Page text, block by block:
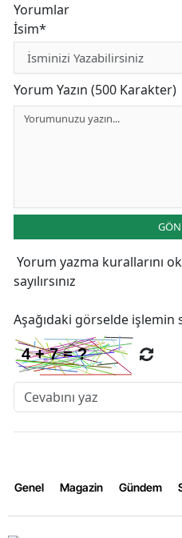
Yorumlar
İsim*
Yorum Yazın (500 Karakter)
Yorum yazma kurallarını
sayılırsınız
Aşağıdaki görselde işlemin
Genel Magazin Gündem